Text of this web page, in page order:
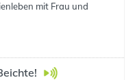
mit Frau und